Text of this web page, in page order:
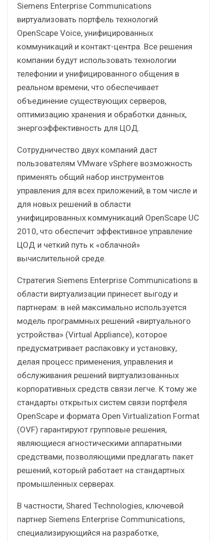
Siemens Enterprise Communications
виртуализовать портфель технологий
OpenScape Voice, унифицированных
коммуникаций и контакт-центра. Все решения
компании будут использовать технологии
телефонии и унифицированного общения в
реальном времени, что обеспечивает
объединение существующих серверов,
оптимизацию хранения и обработки данных,
энергоэффективность для ЦОД.
Сотрудничество двух компаний даст
пользователям VMware vSphere возможность
применять общий набор инструментов
управления для всех приложений, в том числе и
для новых решений в области
унифицированных коммуникаций OpenScape UC
2010, что обеспечит эффективное управление
ЦОД и четкий путь к «облачной»
вычислительной среде.
Стратегия Siemens Enterprise Communications в
области виртуализации принесет выгоду и
партнерам: в ней максимально используется
модель программных решений «виртуального
устройства» (Virtual Appliance), которое
предусматривает распаковку и установку,
делая процесс применения, управления и
обслуживания решений виртуализованных
корпоративных средств связи легче. К тому же
стандарты открытых систем связи портфеля
OpenScape и формата Open Virtualization Format
(OVF) гарантируют групповые решения,
являющиеся агностическими аппаратными
средствами, позволяющими предлагать пакет
решений, который работает на стандартных
промышленных серверах.
В частности, Shared Technologies, ключевой
партнер Siemens Enterprise Communications,
специализирующийся на разработке,